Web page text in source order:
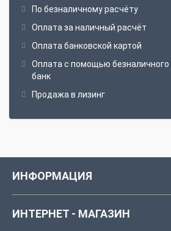
По безналичному расчёту
Оплата за наличный расчёт
Оплата банковской картой
Оплата с помощью безналичного
банк
Продажа в лизинг
ИНФОРМАЦИЯ
ИНТЕРНЕТ - МАГАЗИН